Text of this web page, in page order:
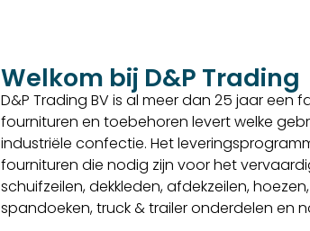
Welkom bij D&P Trading
D&P Trading BV is al meer dan 25 jaar een
fournituren en toebehoren levert welke
industriële confectie. Het
fournituren die nodig zijn voor het
schuifzeilen, dekkleden, afdekzeilen,
spandoeken, truck & trailer onderdelen en